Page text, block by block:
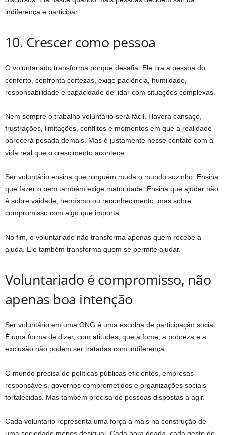
indiferença e participar.
10. Crescer como pessoa
O voluntariado transforma porque desafia. Ele tira a pessoa do
conforto, confronta certezas, exige paciência, humildade,
responsabilidade e capacidade de lidar com situações complexas.
Nem sempre o trabalho voluntário será fácil. Haverá cansaço,
frustrações, limitações, conflitos e momentos em que a realidade
parecerá pesada demais. Mas é justamente nesse contato com a
vida real que o crescimento acontece.
Ser voluntário ensina que ninguém muda o mundo sozinho. Ensina
que fazer o bem também exige maturidade. Ensina que ajudar não
é sobre vaidade, heroísmo ou reconhecimento, mas sobre
compromisso com algo que importa.
No fim, o voluntariado não transforma apenas quem recebe a
ajuda. Ele também transforma quem se permite ajudar.
Voluntariado é compromisso, não
apenas boa intenção
Ser voluntário em uma ONG é uma escolha de participação social.
É uma forma de dizer, com atitudes, que a fome, a pobreza e a
exclusão não podem ser tratadas com indiferença.
O mundo precisa de políticas públicas eficientes, empresas
responsáveis, governos comprometidos e organizações sociais
fortalecidas. Mas também precisa de pessoas dispostas a agir.
Cada voluntário representa uma força a mais na construção de